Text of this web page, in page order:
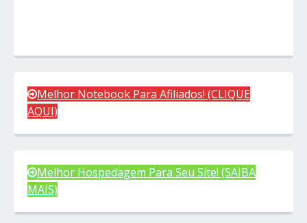
Melhor Notebook Para Afiliados! (CLIQUE
AQUI)
Melhor Hospedagem Para Seu Site! (SAIBA
MAIS)